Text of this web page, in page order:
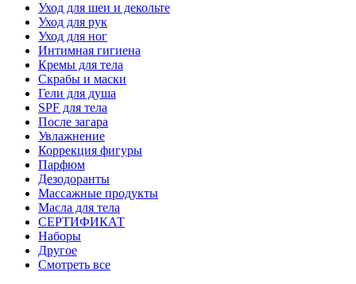
Уход для шеи и декольте
Уход для рук
Уход для ног
Интимная гигиена
Кремы для тела
Скрабы и маски
Гели для душа
SPF для тела
После загара
Увлажнение
Коррекция фигуры
Парфюм
Дезодоранты
Массажные продукты
Масла для тела
СЕРТИФИКАТ
Наборы
Другое
Смотреть все